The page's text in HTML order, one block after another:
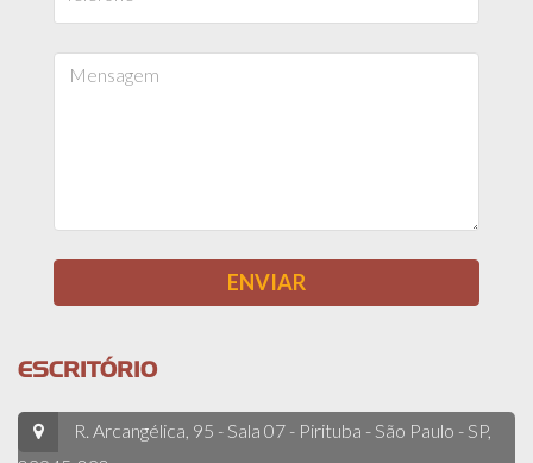
ESCRITÓRIO
R. Arcangélica, 95 - Sala 07 - Pirituba - São Paulo - SP,